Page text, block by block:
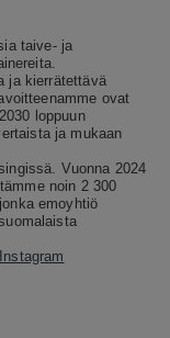
taive- ja
ja kierrätettävä
ovat
loppuun
ja mukaan
Vuonna 2024
noin 2 300
emoyhtiö
Instagram